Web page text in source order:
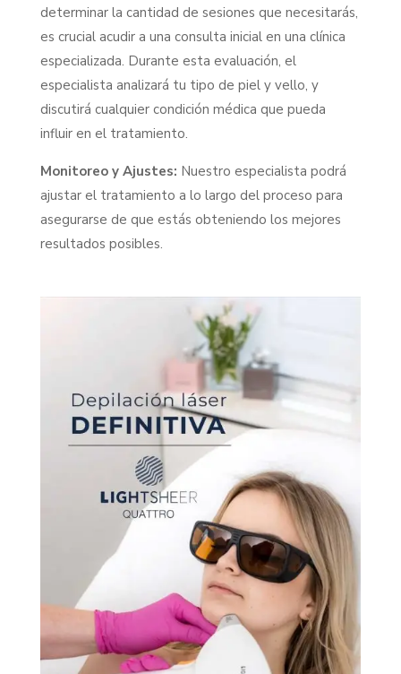
determinar la cantidad de sesiones que necesitarás,
es crucial acudir a una consulta inicial en una clínica
especializada. Durante esta evaluación, el
especialista analizará tu tipo de piel y vello, y
discutirá cualquier condición médica que pueda
influir en el tratamiento.
Monitoreo y Ajustes: Nuestro especialista podrá
ajustar el tratamiento a lo largo del proceso para
asegurarse de que estás obteniendo los mejores
resultados posibles.